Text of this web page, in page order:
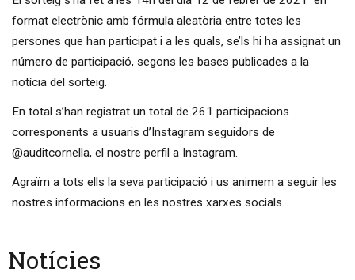
format electrònic amb fórmula aleatòria entre totes les
persones que han participat i a les quals, se’ls hi ha assignat un
número de participació, segons les bases publicades a la
notícia del sorteig.
En total s’han registrat un total de 261 participacions
corresponents a usuaris d’Instagram seguidors de
@auditcornella, el nostre perfil a Instagram.
Agraïm a tots ells la seva participació i us animem a seguir les
nostres informacions en les nostres xarxes socials.
Notícies